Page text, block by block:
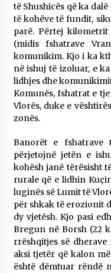
të Shushicës që ka
të kohëve të fundit,
parë. Përtej
(midis fshatrave
komunikim. Kjo i ka
në ishuj të izoluar, e
lidhjes dhe
Komunës, fshatrat e
Vlorës, duke e
zonës.
Banorët e fshatrave
përjetojnë jetën e
kohësh janë tërësisht
rurale që e lidhin
luginës së Lumit të
për shkak të erozionit
dy vjetësh. Kjo pasi
Bregun në Borsh (22
rrëshqitjes së
aksi tjetër që kalon
është dëmtuar rëndë